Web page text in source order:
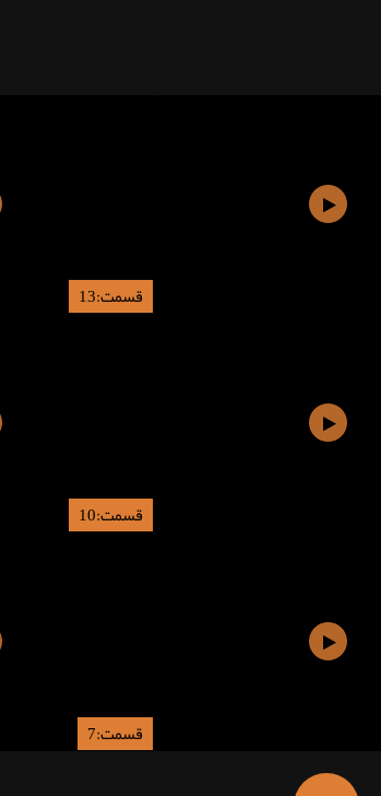
قسمت:13
قسمت:10
قسمت:7